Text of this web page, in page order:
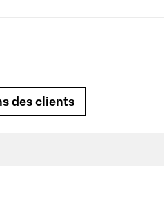
des clients